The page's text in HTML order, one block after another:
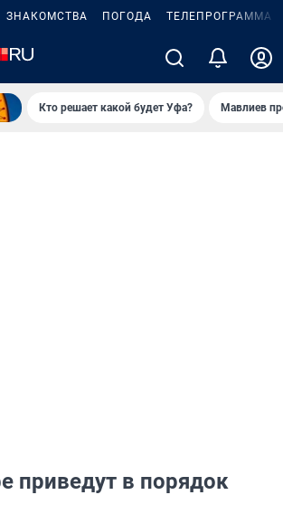
ЗНАКОМСТВА ПОГОДА ТЕЛЕПРОГРАММА
Кто решает какой будет Уфа? Мавлиев
приведут в порядок